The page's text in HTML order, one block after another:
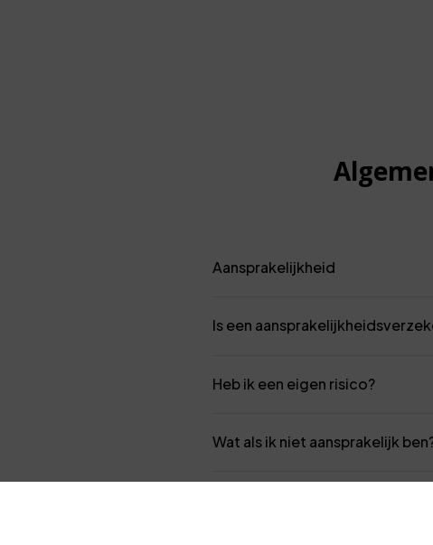
Aansprakelijkheid
Is een
Heb ik een eigen risico?
Wat als ik niet aansprakelijk